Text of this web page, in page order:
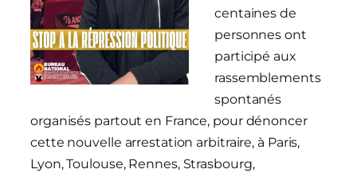
centaines de
personnes ont
participé aux
rassemblements
spontanés
organisés partout en France, pour dénoncer
cette nouvelle arrestation arbitraire, à Paris,
Lyon, Toulouse, Rennes, Strasbourg,